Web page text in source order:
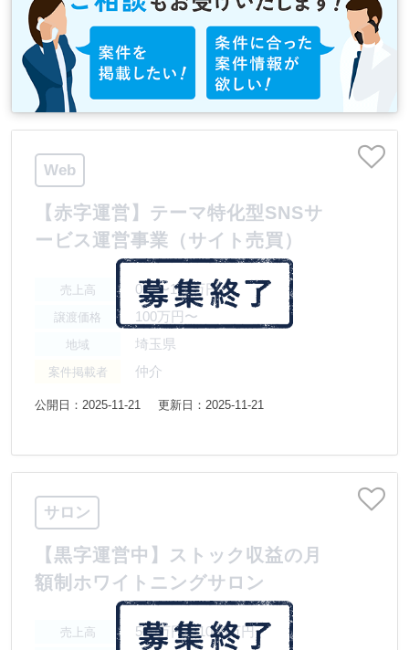
Web
【赤字運営】テーマ特化型SNSサ
ービス運営事業（サイト売買）
売上高 0円〜100万円
譲渡価格 100万円〜
地域 埼玉県
案件掲載者 仲介
公開日：2025-11-21 更新日：2025-11-21
サロン
【黒字運営中】ストック収益の月
額制ホワイトニングサロン
売上高 500万円〜1000万円